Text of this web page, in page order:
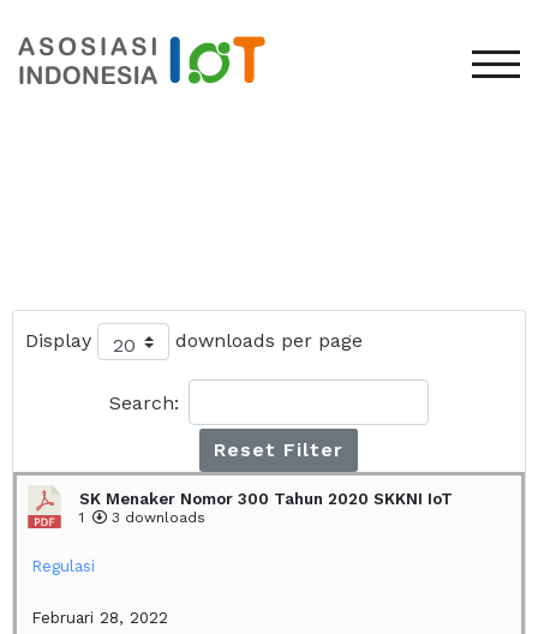
Display downloads per page
Search:
Reset Filter
SK Menaker Nomor 300 Tahun 2020 SKKNI IoT
1 3 downloads
Regulasi
Februari 28, 2022